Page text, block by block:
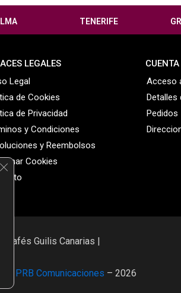
TENERIFE
LEGALES
Legal
de Cookies
de Privacidad
y Condiciones
y Reembolsos
Cookies
Acceso
Detalles
Pedidos
© Cafés Guilis Canarias |
PRB Comunicaciones – 2026
Cerrar el banner de cookies RGPD